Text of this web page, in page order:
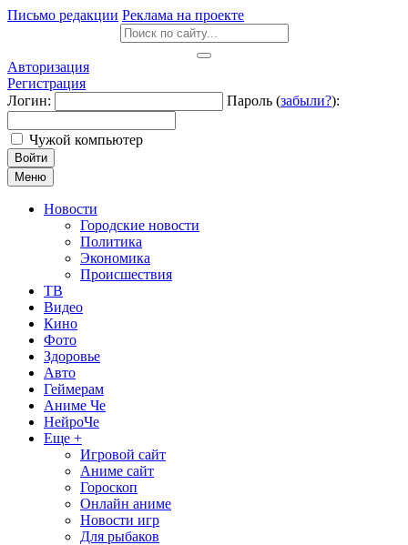
Письмо редакции Реклама на проекте
Авторизация
Регистрация
Логин:
Пароль (забыли?):
Чужой компьютер
Войти
Меню
Новости
Городские новости
Политика
Экономика
Происшествия
ТВ
Видео
Кино
Фото
Здоровье
Авто
Геймерам
Аниме Че
НейроЧе
Еще +
Игровой сайт
Аниме сайт
Гороскоп
Онлайн аниме
Новости игр
Для рыбаков